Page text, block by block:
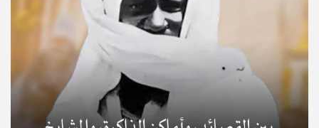
© Copyright 2025, APS